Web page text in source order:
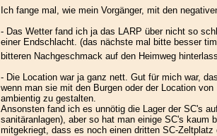
Ich fange mal, wie mein Vorgänger, mit den
- Das Wetter fand ich ja das LARP über nicht so
einer Endschlacht. (das nächste mal bitte besser
bitteren Nachgeschmack auf den Heimweg
- Die Location war ja ganz nett. Gut für mich war,
wenn man sie mit den Burgen oder der Location
ambientig zu gestalten.
Ansonsten fand ich es unnötig die Lager der SC's
sanitäranlagen), aber so hat man einige SC's
mitgekriegt, dass es noch einen dritten SC-